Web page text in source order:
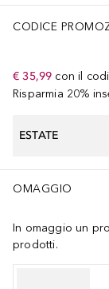
CODICE
€ 35,99 con il
Risparmia 20%
ESTATE
OMAGGIO
In omaggio un
prodotti.